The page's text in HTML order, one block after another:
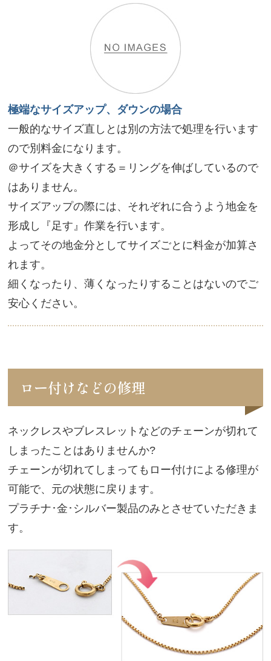
極端なサイズアップ、ダウンの場合
一般的なサイズ直しとは別の方法で処理を行います
ので別料金になります。
＠サイズを大きくする＝リングを伸ばしているので
はありません。
サイズアップの際には、それぞれに合うよう地金を
形成し『足す』作業を行います。
よってその地金分としてサイズごとに料金が加算さ
れます。
細くなったり、薄くなったりすることはないのでご
安心ください。
ロー付けなどの修理
ネックレスやブレスレットなどのチェーンが切れて
しまったことはありませんか?
チェーンが切れてしまってもロー付けによる修理が
可能で、元の状態に戻ります。
プラチナ･金･シルバー製品のみとさせていただきま
す。